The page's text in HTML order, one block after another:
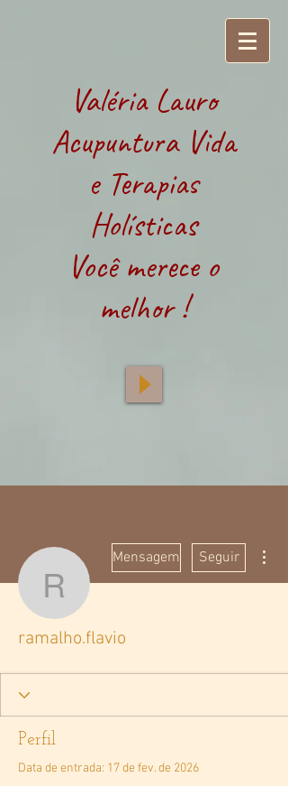
Valéria Lauro
Acupuntura Vida
e Terapias
Holísticas
Você merece o
melhor !
ramalho.flavio
Mensagem Seguir
ramalho.flavio
Perfil
Data de entrada: 17 de fev. de 2026